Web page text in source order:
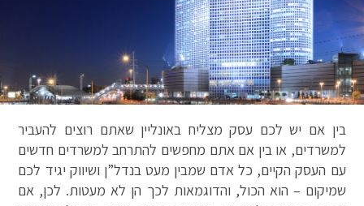
בין אם יש לכם עסק מצליח באונליין שאתם רוצים להעביר
למשרדים, או בין אם אתם מחפשים להתרחב למשרדים חדשים
עם העסק הקיים, כל אדם שמבין מעט בנדל”ן ושיווק יגיד לכם
שמיקום – הוא הכול, והדוגמאות לכך הן לא מעטות. לכן, אם